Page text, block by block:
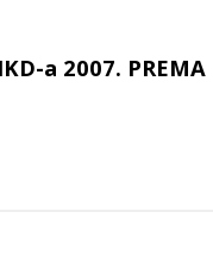
a 2007.